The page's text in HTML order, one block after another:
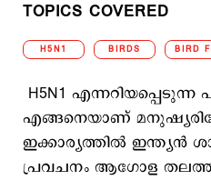
TOPICS COVERED
H5N1 BIRDS BIRD
H5N1 എന്നറിയപ്പെടുന്ന
എങ്ങനെയാണ്
ഇക്കാര്യത്തിൽ ഇന്ത്യൻ
പ്രവചനം ആ​ഗോള